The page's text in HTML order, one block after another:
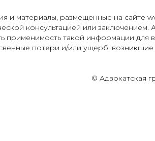
и материалы, размещенные на сайте
консультацией или заключением.
применимость такой информации
потери и/или ущерб, возникшие
© Адвокатская